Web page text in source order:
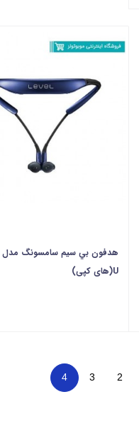
U(های کپی)
2
3
4